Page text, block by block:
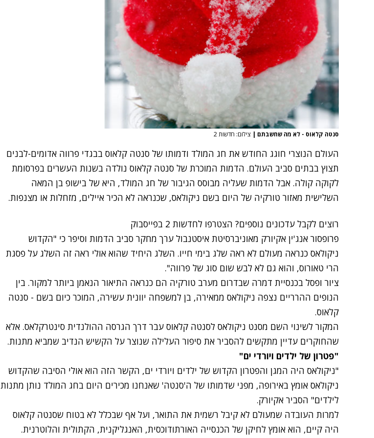
סנטה קלאוס - לא מה שחשבתם | צילום: חדשות 2
העולם הנוצרי חוגג החודש את חג המולד ודמותו של סנטה קלאוס בבגדי פרווה אדומים-לבנים
תצוץ בבתים סביב העולם. הדמות המוכרת של סנטה קלאוס נולדה בשנות העשרים בפרסומת
לקוקה קולה. אבל הדמות שעליה מבוסס הגיבור של חג המולד, היא של בישופ בן המאה
השלישית מאזור טורקיה של היום בשם ניקולאס, שכנראה לא הכיר איילים, מזחלות או מצנפות.
רוצים לקבל עדכונים נוספים? הצטרפו לחדשות 2 בפייסבוק
פרופסור אנג'ין אקיורק מאוניברסיטת איסטנבול ערך מחקר סביב הדמות וסיפר כי "הקדוש
ניקולאס כנראה מעולם לא ראה שלג בימי חייו. השלג היחיד שהוא אולי ראה זה השלג על פסגת
הרי טאורוס, והוא גם לא לבש שום סוג של פרווה".
ציור ופסל בכנסיית דמרה שבדרום מערב טורקיה הם כנראה התיאור הנאמן ביותר למקור. בין
הנופים ההרריים נצפה ניקולאס ממאירה, בן למשפחה יוונית עשירה, המוכר כיום בשם - סנטה
קלאוס.
המקור לשינוי השם מסנט ניקולאס לסנטה קלאוס עבר דרך הגרסה ההולנדית סינטרקלאס. אלא
שהחוקרים עדיין מתקשים להסביר את סיפור העלילה שנוצר על הקשיש הנדיב שמביא מתנות.
"פטרון של ילדים ויורדי ים"
"ניקולאס היה המגן והפטרון הקדוש של ילדים ויורדי ים, הקשר הזה הוא אולי הסיבה שהקדוש
ניקולאס אומץ באירופה, מפני שדמותו של ה'סנטה' שאנחנו מכירים היום בחג המולד נותן מתנות
לילדים" הסביר אקיורק.
למרות העובדה שמעולם לא קיבל רשמית את התואר, ועל אף שבכלל לא בטוח שסנטה קלאוס
היה קיים, הוא אומץ לחיקן של הכנסייה האורתודוכסית, האנגליקנית, הקתולית והלוטרנית.